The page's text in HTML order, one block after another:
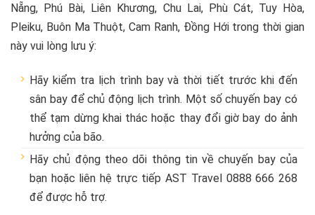
Nẵng, Phú Bài, Liên Khương, Chu Lai, Phù Cát, Tuy Hòa,
Pleiku, Buôn Ma Thuột, Cam Ranh, Đồng Hới trong thời gian
này vui lòng lưu ý:
Hãy kiểm tra lịch trình bay và thời tiết trước khi đến
sân bay để chủ động lịch trình. Một số chuyến bay có
thể tạm dừng khai thác hoặc thay đổi giờ bay do ảnh
hưởng của bão.
Hãy chủ động theo dõi thông tin về chuyến bay của
bạn hoặc liên hệ trực tiếp AST Travel 0888 666 268
để được hỗ trợ.